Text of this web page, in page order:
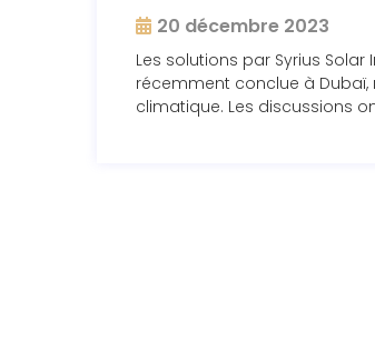
20 décembre 2023
Les solutions par Syrius
récemment conclue à
climatique. Les discussions